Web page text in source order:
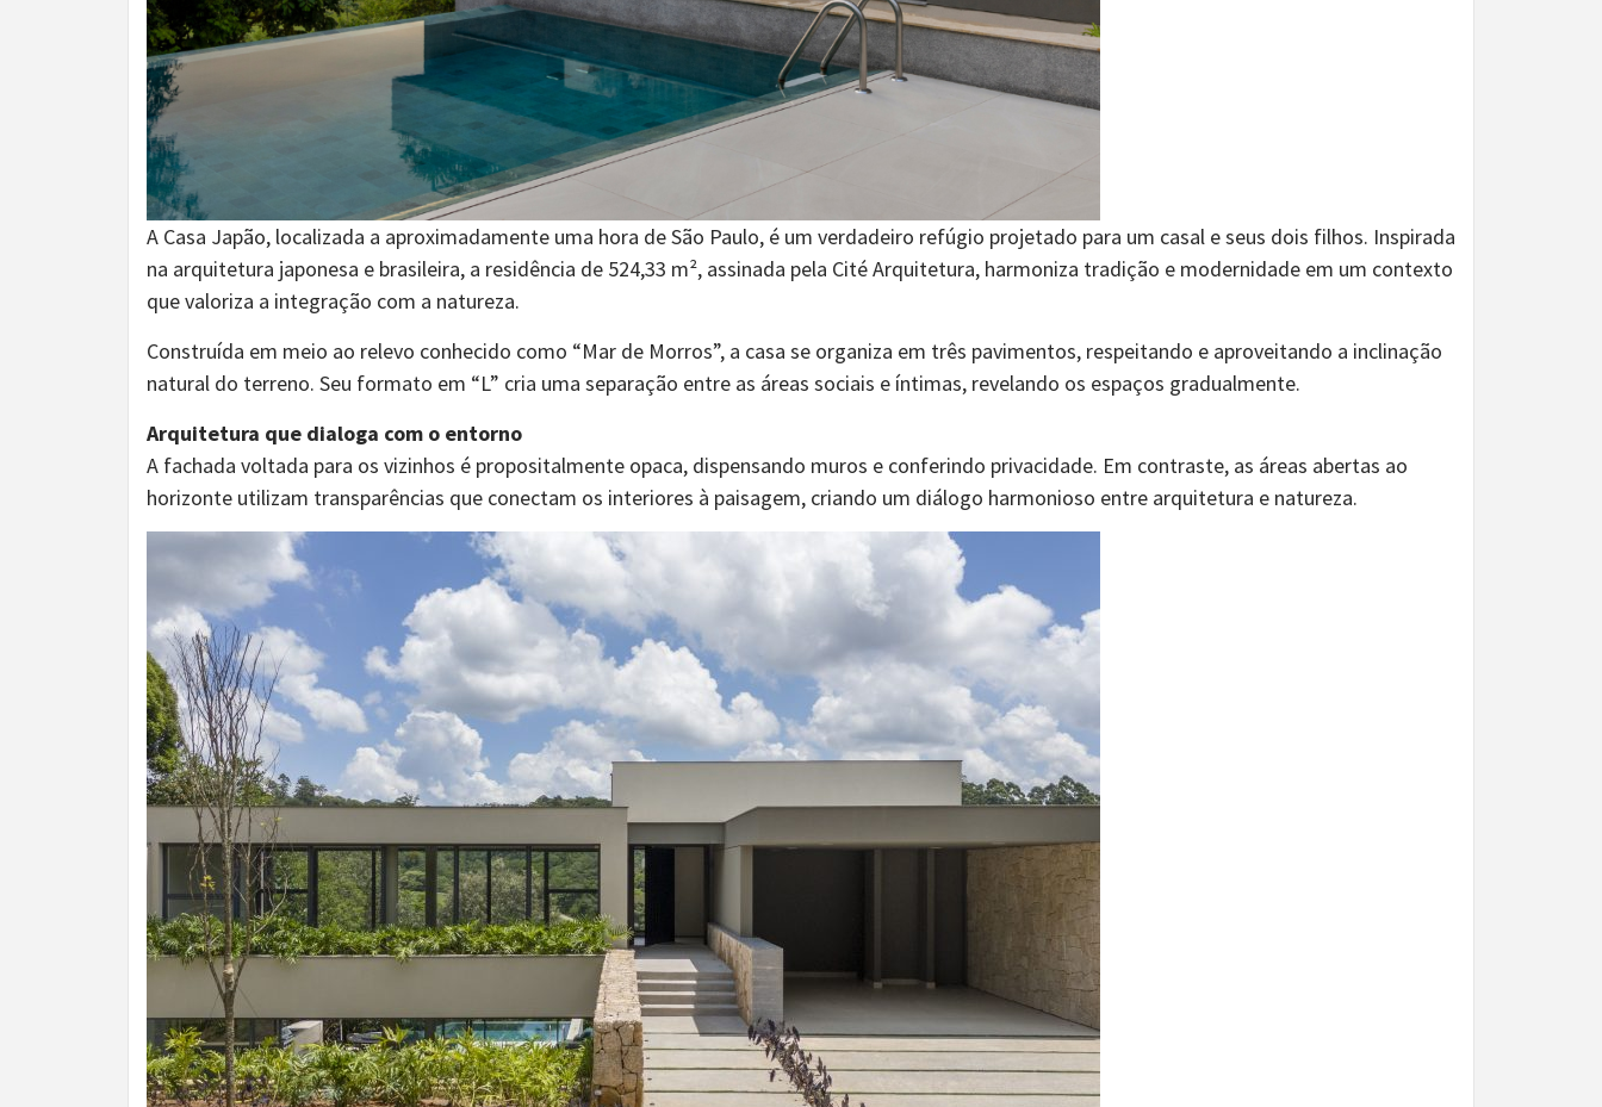
A Casa Japão, localizada a aproximadamente uma hora de São Paulo, é um verdadeiro refúgio projetado para um casal e seus dois filhos. Inspirada
na arquitetura japonesa e brasileira, a residência de 524,33 m², assinada pela Cité Arquitetura, harmoniza tradição e modernidade em um contexto
que valoriza a integração com a natureza.
Construída em meio ao relevo conhecido como “Mar de Morros”, a casa se organiza em três pavimentos, respeitando e aproveitando a inclinação
natural do terreno. Seu formato em “L” cria uma separação entre as áreas sociais e íntimas, revelando os espaços gradualmente.
Arquitetura que dialoga com o entorno
A fachada voltada para os vizinhos é propositalmente opaca, dispensando muros e conferindo privacidade. Em contraste, as áreas abertas ao
horizonte utilizam transparências que conectam os interiores à paisagem, criando um diálogo harmonioso entre arquitetura e natureza.